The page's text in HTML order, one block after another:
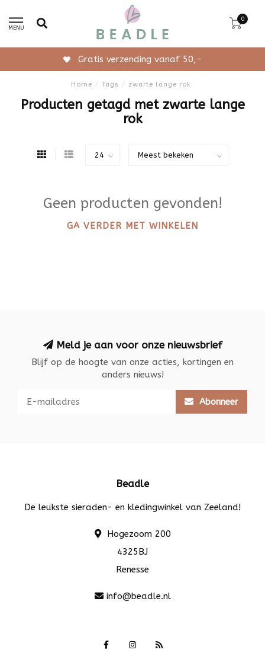
MENU
0
Gratis verzending vanaf 50,-
Home / Tags / zwarte lange rok
Producten getagd met zwarte lange
rok
Geen producten gevonden!
GA VERDER MET WINKELEN
Meld je aan voor onze nieuwsbrief
Blijf op de hoogte van onze acties, kortingen en
anders nieuws!
Abonneer
Beadle
De leukste sieraden- en kledingwinkel van Zeeland!
Hogezoom 200
4325BJ
Renesse
info@beadle.nl